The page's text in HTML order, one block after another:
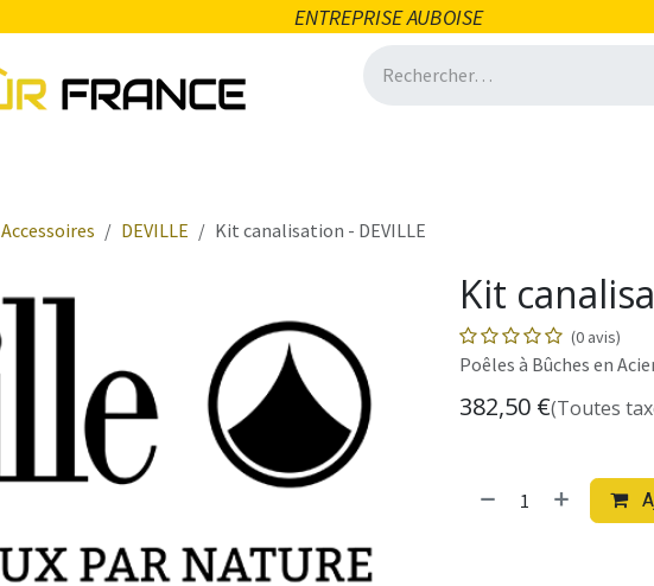
ENTREPRISE AUBOISE
Accessoires DEVILLE Kit canalisation - DEVILLE
Kit
(0 avis)
Poêles à Bûches en
382,50 €(Toutes